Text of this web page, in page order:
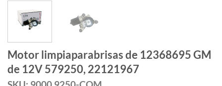
Motor limpiaparabrisas de 12368695 GM
de 12V 579250, 22121967